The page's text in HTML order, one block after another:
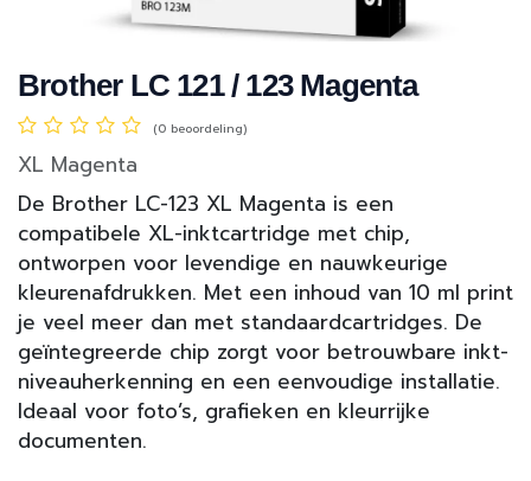
Brother LC 121 / 123 Magenta
(0 beoordeling)
XL Magenta
De Brother LC-123 XL Magenta is een
compatibele XL-inktcartridge met chip,
ontworpen voor levendige en nauwkeurige
kleurenafdrukken. Met een inhoud van 10 ml print
je veel meer dan met standaardcartridges. De
geïntegreerde chip zorgt voor betrouwbare inkt­
niveau­herkenning en een eenvoudige installatie.
Ideaal voor foto’s, grafieken en kleurrijke
documenten.